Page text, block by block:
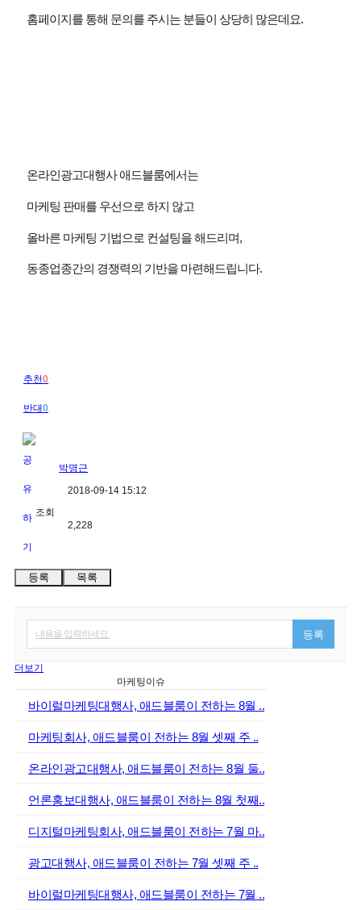
홈페이지를 통해 문의를 주시는 분들이 상당히 많은데요.
온라인광고대행사 애드블룸에서는
마케팅 판매를 우선으로 하지 않고
올바른 마케팅 기법으로 컨설팅을 해드리며,
동종업종간의 경쟁력의 기반을 마련해드립니다.
추천0
반대0
박명근
2018-09-14 15:12
조회
2,228
등록 목록
내용을 입력하세요. 등록
더보기
마케팅이슈
바이럴마케팅대행사, 애드블룸이 전하는 8월 ..
마케팅회사, 애드블룸이 전하는 8월 셋째 주 ..
온라인광고대행사, 애드블룸이 전하는 8월 둘..
언론홍보대행사, 애드블룸이 전하는 8월 첫째..
디지털마케팅회사, 애드블룸이 전하는 7월 마..
광고대행사, 애드블룸이 전하는 7월 셋째 주 ..
바이럴마케팅대행사, 애드블룸이 전하는 7월 ..